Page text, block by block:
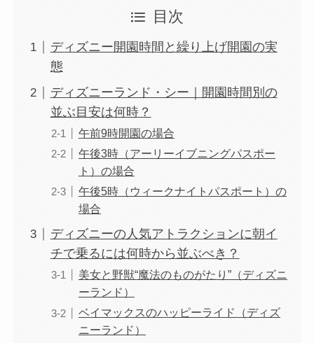
目次
ディズニー開園時間と繰り上げ開園の実
態
ディズニーランド・シー｜開園時間別の
並ぶ目安は何時？
午前9時開園の場合
午後3時（アーリーイブニングパスポー
ト）の場合
午後5時（ウィークナイトパスポート）の
場合
ディズニーの人気アトラクションに朝イ
チで乗るには何時から並ぶべき？
美女と野獣“魔法のものがたり”（ディズニ
ーランド）
ベイマックスのハッピーライド（ディズ
ニーランド）